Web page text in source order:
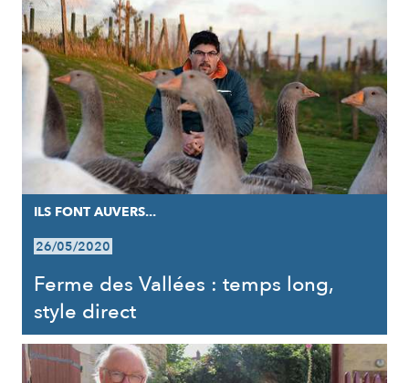
ILS FONT AUVERS...
26/05/2020
Ferme des Vallées : temps long,
style direct